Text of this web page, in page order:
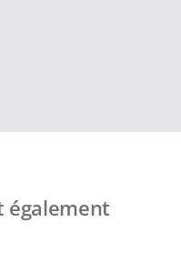
également